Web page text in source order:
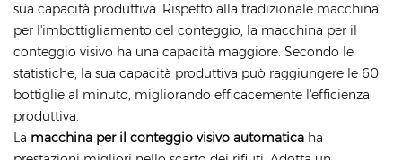
sua capacità produttiva. Rispetto alla tradizionale macchina
per l'imbottigliamento del conteggio, la macchina per il
conteggio visivo ha una capacità maggiore. Secondo le
statistiche, la sua capacità produttiva può raggiungere le 60
bottiglie al minuto, migliorando efficacemente l'efficienza
produttiva.
La macchina per il conteggio visivo automatica ha